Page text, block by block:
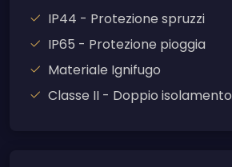
IP44 - Protezione spruzzi
IP65 - Protezione pioggia
Materiale Ignifugo
Classe II - Doppio isolamento